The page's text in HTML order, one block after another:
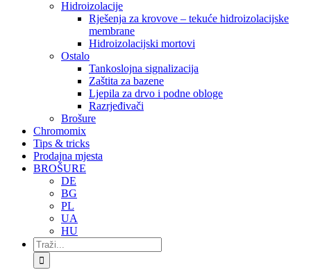
Hidroizolacije
Rješenja za krovove – tekuće hidroizolacijske
membrane
Hidroizolacijski mortovi
Ostalo
Tankoslojna signalizacija
Zaštita za bazene
Ljepila za drvo i podne obloge
Razrjeđivači
Brošure
Chromomix
Tips & tricks
Prodajna mjesta
BROŠURE
DE
BG
PL
UA
HU
Traži...